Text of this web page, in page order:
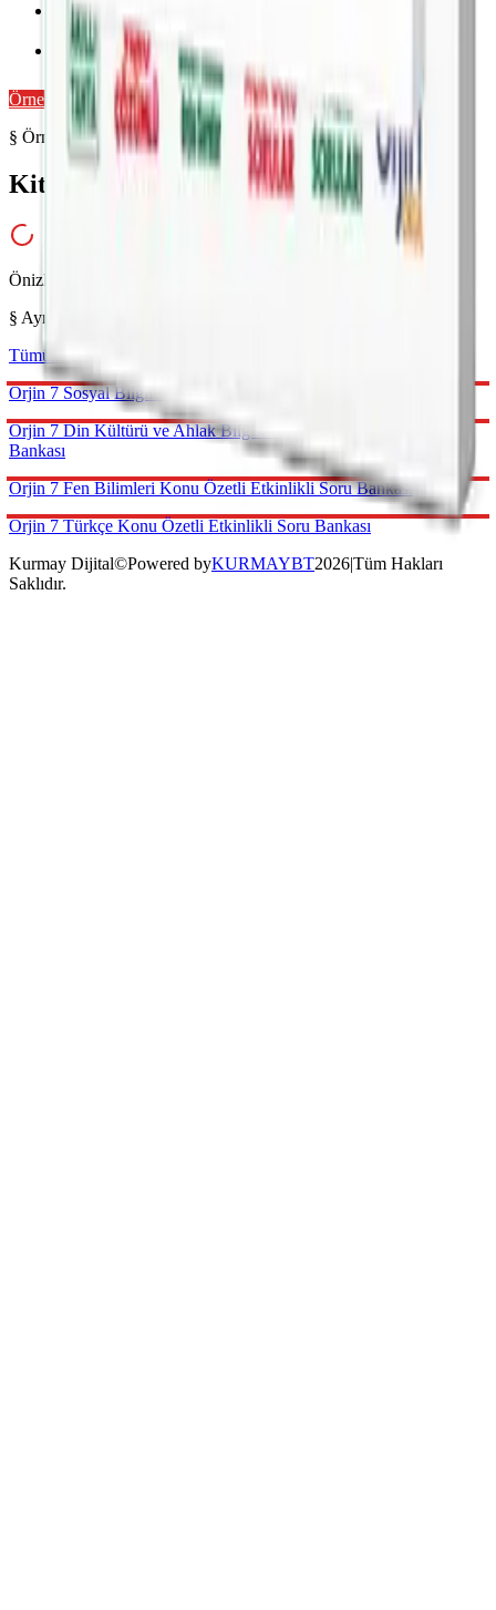
Telefon ve tabletler için akıllı tahta uygulamaları (Fenomen
Mobil Kütüphane)
Soru çözüm videoları (Fenomen Video Çözüm)
Örnek Sayfaları Aç
§ Örnek Sayfalar
Kitabı yakından inceleyin
Önizleme hazırlanıyor...
§ Aynı Kategoriden
Tümünü gör →
Kurmay Dijital©Powered byKURMAYBT2026|Tüm Hakları
Saklıdır.